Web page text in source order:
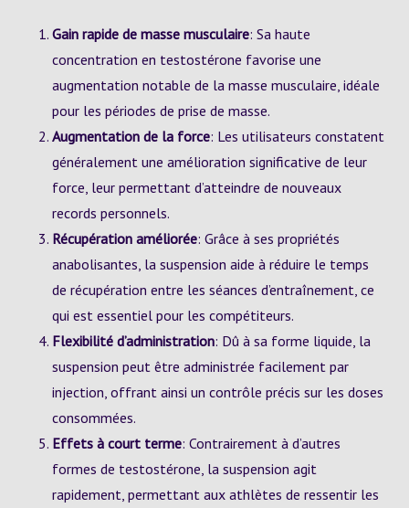
Gain rapide de masse musculaire: Sa haute
concentration en testostérone favorise une
augmentation notable de la masse musculaire, idéale
pour les périodes de prise de masse.
Augmentation de la force: Les utilisateurs constatent
généralement une amélioration significative de leur
force, leur permettant d’atteindre de nouveaux
records personnels.
Récupération améliorée: Grâce à ses propriétés
anabolisantes, la suspension aide à réduire le temps
de récupération entre les séances d’entraînement, ce
qui est essentiel pour les compétiteurs.
Flexibilité d’administration: Dû à sa forme liquide, la
suspension peut être administrée facilement par
injection, offrant ainsi un contrôle précis sur les doses
consommées.
Effets à court terme: Contrairement à d’autres
formes de testostérone, la suspension agit
rapidement, permettant aux athlètes de ressentir les